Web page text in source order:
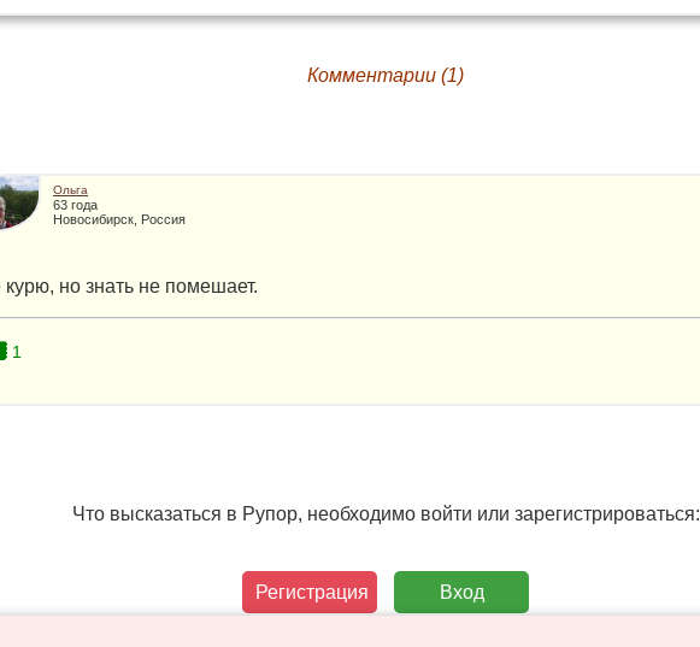
Комментарии (1)
Ольга
63 года
Новосибирск, Россия
курю, но знать не помешает.
1
Что высказаться в Рупор, необходимо войти или зарегистрироваться:
Регистрация Вход